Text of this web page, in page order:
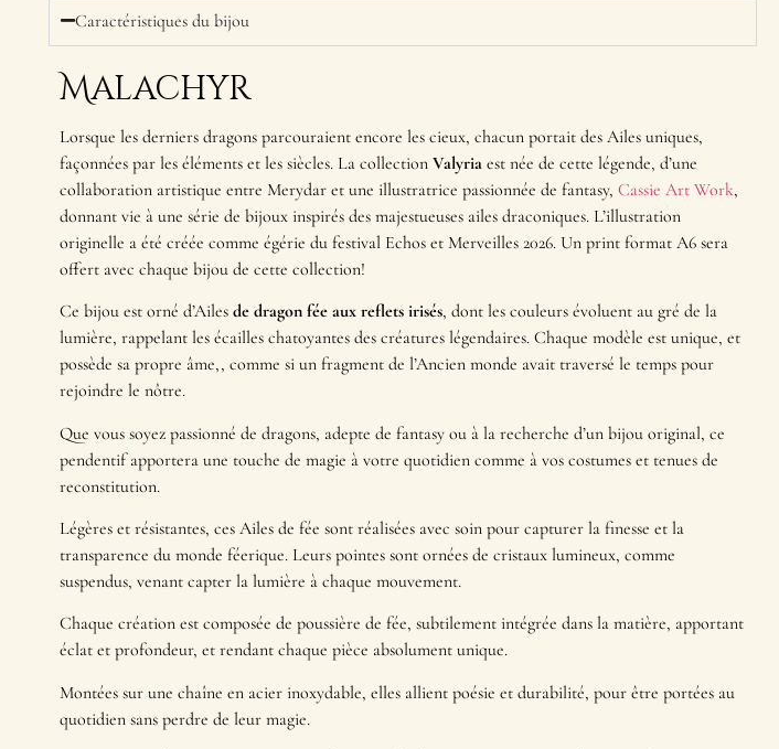
Caractéristiques du bijou
Malachyr
Lorsque les derniers dragons parcouraient encore les cieux, chacun portait des Ailes uniques,
façonnées par les éléments et les siècles. La collection Valyria est née de cette légende, d’une
collaboration artistique entre Merydar et une illustratrice passionnée de fantasy, Cassie Art Work,
donnant vie à une série de bijoux inspirés des majestueuses ailes draconiques. L’illustration
originelle a été créée comme égérie du festival Echos et Merveilles 2026. Un print format A6 sera
offert avec chaque bijou de cette collection!
Ce bijou est orné d’Ailes de dragon fée aux reflets irisés, dont les couleurs évoluent au gré de la
lumière, rappelant les écailles chatoyantes des créatures légendaires. Chaque modèle est unique, et
possède sa propre âme,, comme si un fragment de l’Ancien monde avait traversé le temps pour
rejoindre le nôtre.
Que vous soyez passionné de dragons, adepte de fantasy ou à la recherche d’un bijou original, ce
pendentif apportera une touche de magie à votre quotidien comme à vos costumes et tenues de
reconstitution.
Légères et résistantes, ces Ailes de fée sont réalisées avec soin pour capturer la finesse et la
transparence du monde féerique. Leurs pointes sont ornées de cristaux lumineux, comme
suspendus, venant capter la lumière à chaque mouvement.
Chaque création est composée de poussière de fée, subtilement intégrée dans la matière, apportant
éclat et profondeur, et rendant chaque pièce absolument unique.
Montées sur une chaîne en acier inoxydable, elles allient poésie et durabilité, pour être portées au
quotidien sans perdre de leur magie.